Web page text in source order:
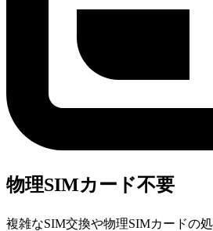
物理SIMカード不要
複雑なSIM交換や物理SIMカードの